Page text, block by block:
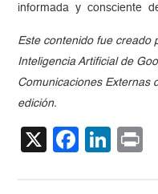
informada y consciente
Este contenido fue creado
Inteligencia Artificial de
Comunicaciones Externas
edición.
X